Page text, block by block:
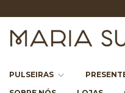
PULSEIRAS